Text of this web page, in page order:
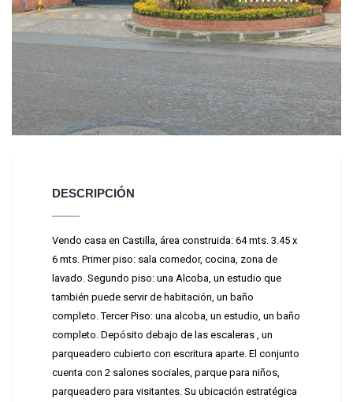
DESCRIPCIÓN
Vendo casa en Castilla, área construida: 64 mts. 3.45 x
6 mts. Primer piso: sala comedor, cocina, zona de
lavado. Segundo piso: una Alcoba, un estudio que
también puede servir de habitación, un baño
completo. Tercer Piso: una alcoba, un estudio, un baño
completo. Depósito debajo de las escaleras , un
parqueadero cubierto con escritura aparte. El conjunto
cuenta con 2 salones sociales, parque para niños,
parqueadero para visitantes. Su ubicación estratégica